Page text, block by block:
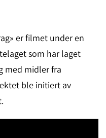
er filmet under en
som har laget
med midler fra
ble initiert av